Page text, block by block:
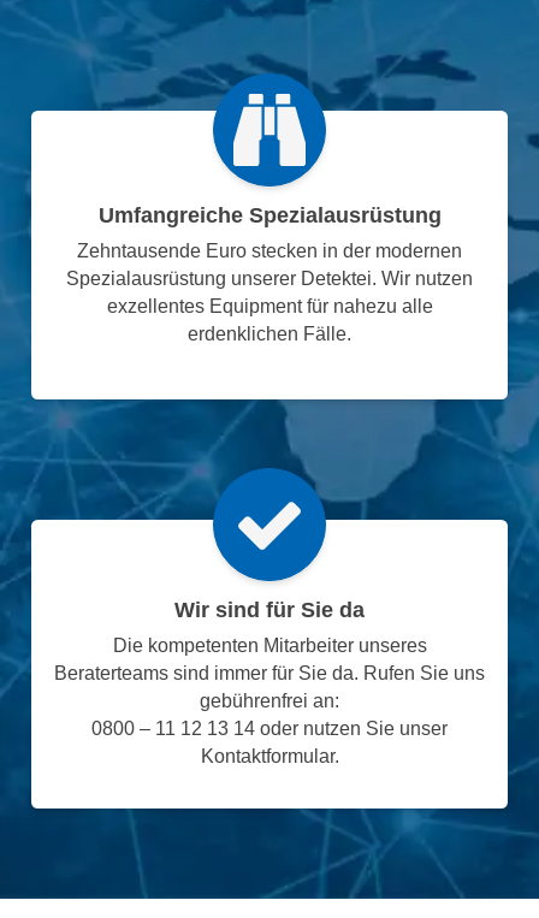
Umfangreiche Spezialausrüstung
Zehntausende Euro stecken in der modernen
Spezialausrüstung unserer Detektei. Wir nutzen
exzellentes Equipment für nahezu alle
erdenklichen Fälle.
Wir sind für Sie da
Die kompetenten Mitarbeiter unseres
Beraterteams sind immer für Sie da. Rufen Sie uns
gebührenfrei an:
0800 – 11 12 13 14 oder nutzen Sie unser
Kontaktformular.